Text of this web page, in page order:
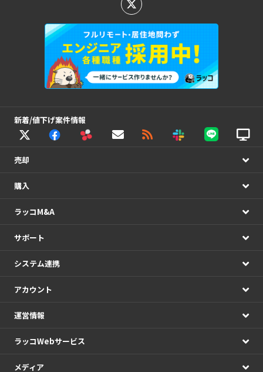
新着/値下げ案件情報
売却
購入
ラッコM&A
サポート
システム連携
アカウント
運営情報
ラッコWebサービス
メディア